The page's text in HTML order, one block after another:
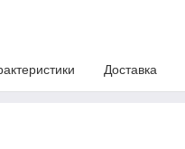
Доставка